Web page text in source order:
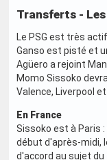
Transferts -
Le PSG est très
Ganso est pisté et
Agüero a rejoint
Momo Sissoko
Valence, Liverpool
En France
Sissoko est à Paris
début d'après-midi,
d'accord au sujet